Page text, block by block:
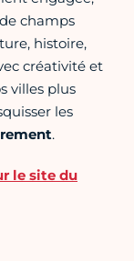
champs
histoire,
créativité et
villes plus
les
.
le site du